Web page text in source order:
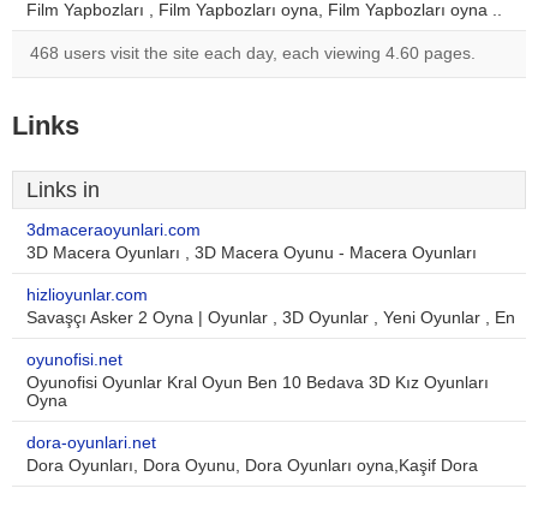
Film Yapbozları , Film Yapbozları oyna, Film Yapbozları oyna ..
468 users visit the site each day, each viewing 4.60 pages.
Links
Links in
3dmaceraoyunlari.com
3D Macera Oyunları , 3D Macera Oyunu - Macera Oyunları
hizlioyunlar.com
Savaşçı Asker 2 Oyna | Oyunlar , 3D Oyunlar , Yeni Oyunlar , En
oyunofisi.net
Oyunofisi Oyunlar Kral Oyun Ben 10 Bedava 3D Kız Oyunları
Oyna
dora-oyunlari.net
Dora Oyunları, Dora Oyunu, Dora Oyunları oyna,Kaşif Dora